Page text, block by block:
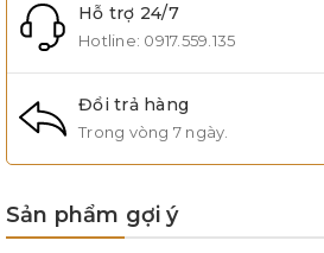
Hỗ trợ 24/7
Hotline: 0917.559.135
Đổi trả hàng
Trong vòng 7 ngày.
Sản phẩm gợi ý